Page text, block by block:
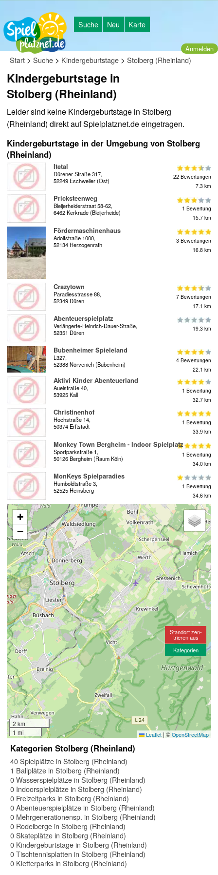
Suche Neu Karte
Anmelden
Start > Suche > Kindergeburtstage > Stolberg (Rheinland)
Kindergeburtstage in
Stolberg (Rheinland)
Leider sind keine Kindergeburtstage in Stolberg
(Rheinland) direkt auf Spielplatznet.de eingetragen.
Kindergeburtstage in der Umgebung von Stolberg
(Rheinland)
Itetal
Dürener Straße 317,
52249 Eschweiler (Ost)
22 Bewertungen
7.3 km
Pricksteenweg
Bleijerheiderstraat 58-62,
6462 Kerkrade (Bleijerheide)
1 Bewertung
15.7 km
Fördermaschinenhaus
Adolfstraße 1000,
52134 Herzogenrath
3 Bewertungen
16.8 km
Crazytown
Paradiesstrasse 88,
52349 Düren
7 Bewertungen
17.1 km
Abenteuerspielplatz
Verlängerte-Heinrich-Dauer-Straße,
52351 Düren
19.3 km
Bubenheimer Spieleland
L327,
52388 Nörvenich (Bubenheim)
4 Bewertungen
22.1 km
Aktivi Kinder Abenteuerland
Auelstraße 40,
53925 Kall
1 Bewertung
32.7 km
Christinenhof
Hochstraße 14,
50374 Erftstadt
1 Bewertung
33.9 km
Monkey Town Bergheim - Indoor Spielplatz
Sportparkstraße 1,
50126 Bergheim (Raum Köln)
1 Bewertung
34.0 km
MonKeys Spielparadies
Humboldtstraße 3,
52525 Heinsberg
1 Bewertung
34.6 km
+
−
2 km
1 mi
Leaflet | © OpenStreetMap
Standort zen-
trieren aus
Kategorien
Kategorien Stolberg (Rheinland)
40 Spielplätze in Stolberg (Rheinland)
1 Ballplätze in Stolberg (Rheinland)
0 Wasserspielplätze in Stolberg (Rheinland)
0 Indoorspielplätze in Stolberg (Rheinland)
0 Freizeitparks in Stolberg (Rheinland)
0 Abenteuerspielplätze in Stolberg (Rheinland)
0 Mehrgenerationensp. in Stolberg (Rheinland)
0 Rodelberge in Stolberg (Rheinland)
0 Skateplätze in Stolberg (Rheinland)
0 Kindergeburtstage in Stolberg (Rheinland)
0 Tischtennisplatten in Stolberg (Rheinland)
0 Kletterparks in Stolberg (Rheinland)